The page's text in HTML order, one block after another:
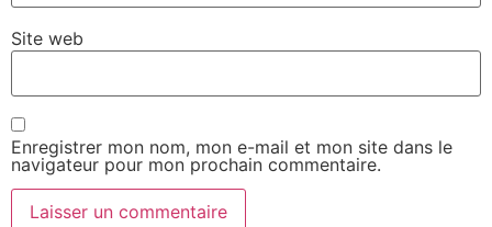
Site web
Enregistrer mon nom, mon e-mail et mon site dans le
navigateur pour mon prochain commentaire.